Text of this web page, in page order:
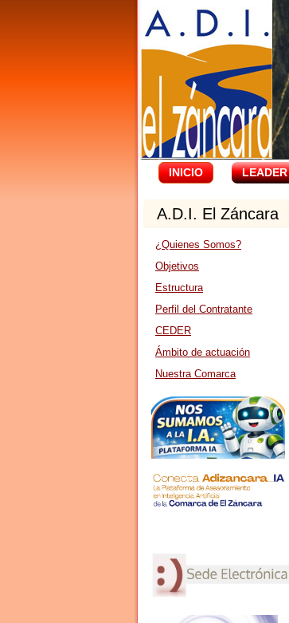
INICIO LEADER
A.D.I. El Záncara
¿Quienes Somos?
Objetivos
Estructura
Perfil del Contratante
CEDER
Ámbito de actuación
Nuestra Comarca